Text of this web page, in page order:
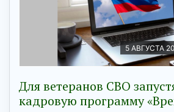
5 АВГУСТА
Для ветеранов СВО
кадровую программу